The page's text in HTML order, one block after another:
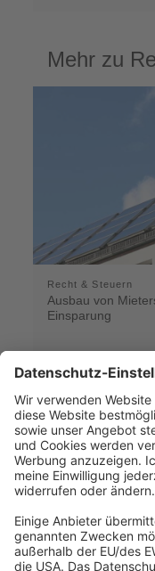
Mehr zu
Recht & Steuern
Ausbau von
Einsparung